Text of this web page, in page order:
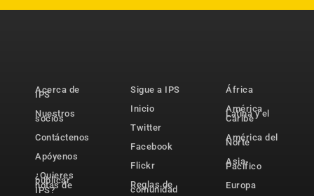
Acerca de
IPS
Nuestros
socios
Contáctenos
Apóyenos
¿Quieres
publicar
notas de
IPS?
Sigue a IPS
Inicio
Twitter
Facebook
Flickr
Reglas de
comunidad
África
América
Latina y el
Caribe
América del
Norte
Asia-
Pacífico
Europa